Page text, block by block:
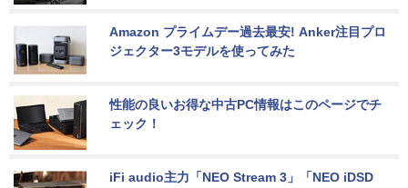
Amazon プライムデー過去最安! Anker注目プロ
ジェクター3モデルを使ってみた
性能の良いお得な中古PC情報はこのページでチ
ェック！
iFi audio主力「NEO Stream 3」「NEO iDSD